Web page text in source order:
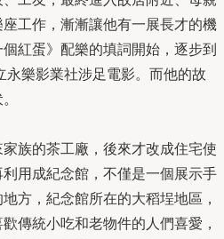
工作，漸漸讓他有一展長才的機
紅蛋》配樂的填詞開始，逐步到
永樂影業社涉足電影。而他的故
族的茶工廠，後來才改成住宅使
用成紀念館，不僅是一個展示手
方，紀念館所在的大稻埕地區，
傳統小吃和老物件的人們喜愛，